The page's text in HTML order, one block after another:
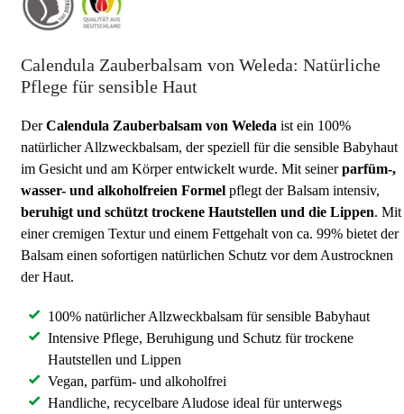
Calendula Zauberbalsam von Weleda: Natürliche
Pflege für sensible Haut
DerCalendula Zauberbalsam von Weleda ist ein 100%
natürlicher Allzweckbalsam, der speziell für die sensible Babyhaut
im Gesicht und am Körper entwickelt wurde. Mit seinerparfüm-,
wasser- und alkoholfreien Formel pflegt der Balsam intensiv,
beruhigt und schützt trockene Hautstellen und die Lippen. Mit
einer cremigen Textur und einem Fettgehalt von ca. 99% bietet der
Balsam einen sofortigen natürlichen Schutz vor dem Austrocknen
der Haut.
100% natürlicher Allzweckbalsam für sensible Babyhaut
Intensive Pflege, Beruhigung und Schutz für trockene
Hautstellen und Lippen
Vegan, parfüm- und alkoholfrei
Handliche, recycelbare Aludose ideal für unterwegs